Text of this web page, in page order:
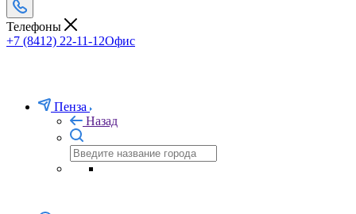
Телефоны
+7 (8412) 22-11-12Офис
Пенза
Назад